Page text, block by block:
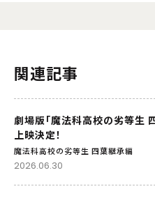
関連記事
劇場版「魔法科高校の劣等生
上映決定！
魔法科高校の劣等生 四葉継承編
2026.06.30